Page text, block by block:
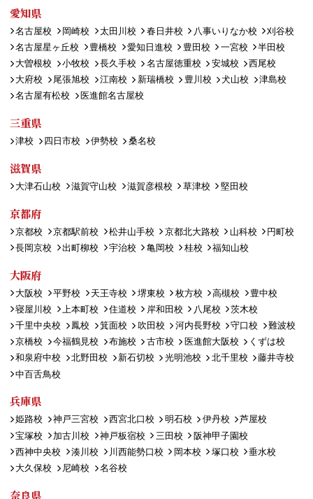
愛知県
名古屋校 岡崎校 太田川校 春日井校 八事いりなか校
刈谷校
名古屋星ヶ丘校
豊橋校 愛知日進校 豊田校 一宮校
半田校
大曽根校
小牧校 長久手校 名古屋徳重校 安城校
西尾校
大府校
尾張旭校 江南校 新瑞橋校 豊川校 犬山校
津島校
名古屋有松校
医進館名古屋校
三重県
津校 四日市校 伊勢校 桑名校
滋賀県
大津石山校 滋賀守山校 滋賀彦根校 草津校 堅田校
京都府
京都校 京都駅前校 松井山手校 京都北大路校 山科校
円町校
長岡京校
出町柳校 宇治校 亀岡校 桂校 福知山校
大阪府
大阪校 平野校 天王寺校 堺東校 枚方校 高槻校
豊中校
寝屋川校
上本町校 住道校 岸和田校 八尾校
茨木校
千里中央校
鳳校 箕面校 吹田校 河内長野校 守口校
難波校
京橋校
今福鶴見校 布施校 古市校 医進館大阪校
くずは校
和泉府中校
北野田校 新石切校 光明池校 北千里校
藤井寺校
中百舌鳥校
兵庫県
姫路校 神戸三宮校 西宮北口校 明石校 伊丹校
芦屋校
宝塚校
加古川校 神戸板宿校 三田校
阪神甲子園校
西神中央校
湊川校 川西能勢口校 岡本校 塚口校
垂水校
大久保校
尼崎校 名谷校
奈良県